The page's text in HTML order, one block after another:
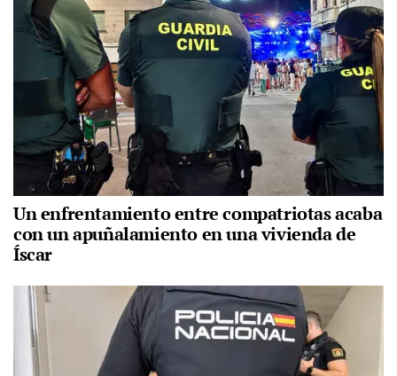
Un enfrentamiento entre compatriotas acaba
con un apuñalamiento en una vivienda de
Íscar